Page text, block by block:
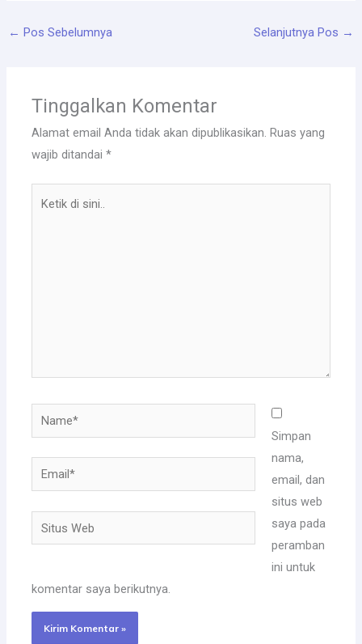
← Pos Sebelumnya Selanjutnya Pos →
Tinggalkan Komentar
Alamat email Anda tidak akan dipublikasikan. Ruas yang
wajib ditandai*
Name*
Email*
Situs
Web
Simpan
nama,
email, dan
situs web
saya pada
peramban
ini untuk
komentar saya berikutnya.